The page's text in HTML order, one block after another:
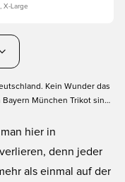
X-Large
Kein Wunder das
Auswärtstrikot und 3.
wir in unserem
Problem, bestelle dein
hier in
denn jeder
als einmal auf der